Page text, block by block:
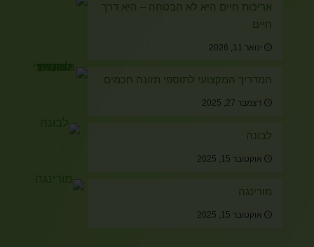
אריכות חיים היא לא הבטחה – היא דרך
חיים
ינואר 11, 2026
המדריך המקצועי לתוספי תזונה חכמים
דצמבר 27, 2025
לבונה
אוקטובר 15, 2025
מורינגה
אוקטובר 15, 2025